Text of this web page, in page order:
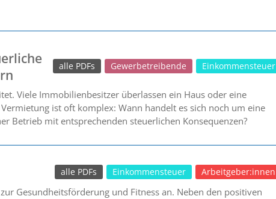
Einkommensteuer
Gewerbetreibende
alle PDFs
Viele Immobilienbesitzer überlassen ein Haus oder eine
ist oft komplex: Wann handelt es sich noch um eine
Betrieb mit entsprechenden steuerlichen Konsequenzen?
Arbeitgeber:innen
Einkommensteuer
alle PDFs
Gesundheitsförderung und Fitness an. Neben den positiven